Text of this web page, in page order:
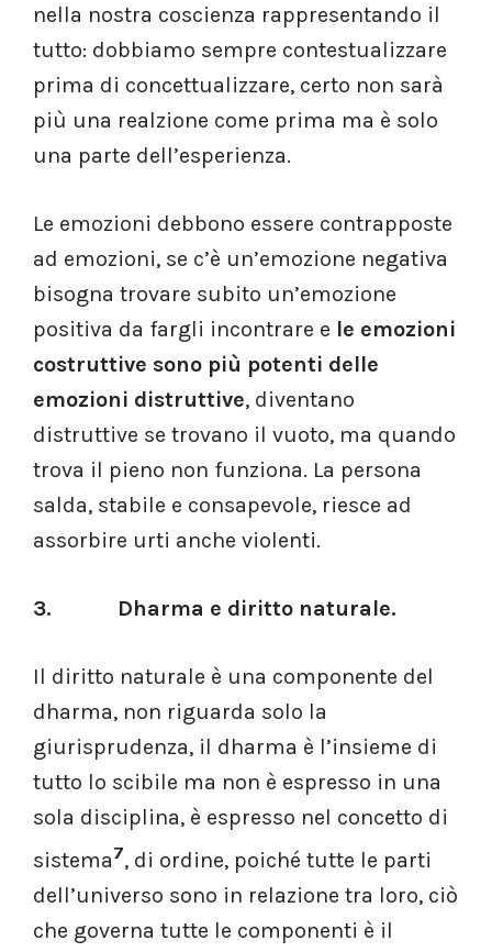
nella nostra coscienza rappresentando il
tutto: dobbiamo sempre contestualizzare
prima di concettualizzare, certo non sarà
più una realzione come prima ma è solo
una parte dell’esperienza.
Le emozioni debbono essere contrapposte
ad emozioni, se c’è un’emozione negativa
bisogna trovare subito un’emozione
positiva da fargli incontrare e le emozioni
costruttive sono più potenti delle
emozioni distruttive, diventano
distruttive se trovano il vuoto, ma quando
trova il pieno non funziona. La persona
salda, stabile e consapevole, riesce ad
assorbire urti anche violenti.
3. Dharma e diritto naturale.
Il diritto naturale è una componente del
dharma, non riguarda solo la
giurisprudenza, il dharma è l’insieme di
tutto lo scibile ma non è espresso in una
sola disciplina, è espresso nel concetto di
sistema7, di ordine, poiché tutte le parti
dell’universo sono in relazione tra loro, ciò
che governa tutte le componenti è il